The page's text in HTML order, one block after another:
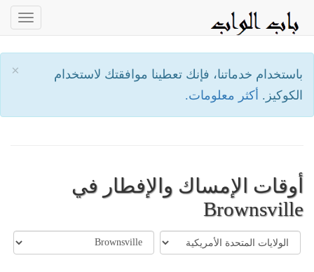
×
باستخدام خدماتنا، فإنك تعطينا موافقتك لاستخدام
الكوكيز. أكثر معلومات.
أوقات الإمساك والإفطار في
Brownsville